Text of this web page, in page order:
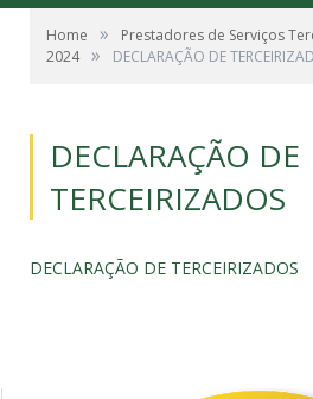
Home »
Prestadores de Serviços
2024 » DECLARAÇÃO DE
DECLARAÇÃO DE
TERCEIRIZADOS
DECLARAÇÃO DE TERCEIRIZADOS